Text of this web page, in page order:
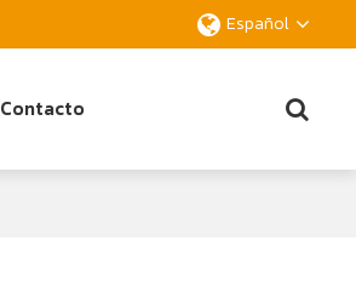
Español
Contacto